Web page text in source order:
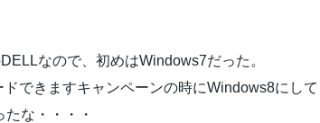
なので、初めはWindows7だった。
できますキャンペーンの時にWindows8にして
な・・・・